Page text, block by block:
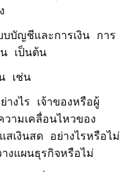
บบัญชีและการเงิน การ
เป็นต้น
เช่น
างไร เจ้าของหรือผู้
วามเคลื่อนไหวของ
เงินสด อย่างไรหรือไม่
งแผนธุรกิจหรือไม่